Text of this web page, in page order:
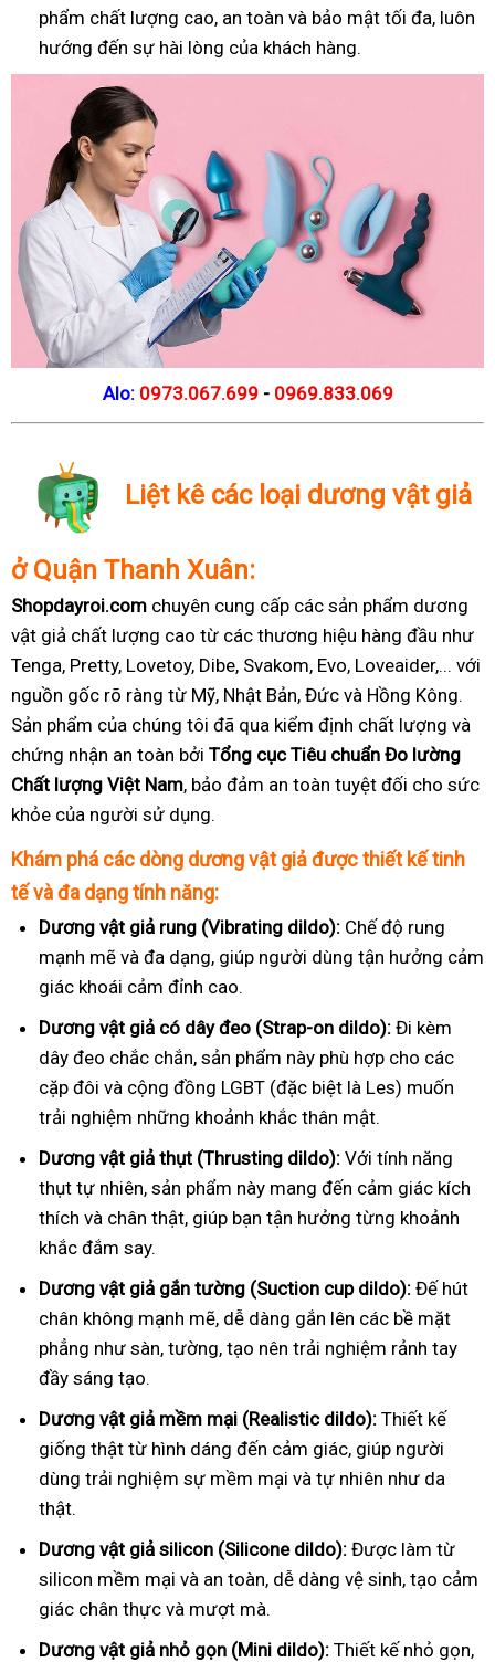
phẩm chất lượng cao, an toàn và bảo mật tối đa, luôn
hướng đến sự hài lòng của khách hàng.
Alo: 0973.067.699 - 0969.833.069
Liệt kê các loại dương vật giả
ở Quận Thanh Xuân:
Shopdayroi.com chuyên cung cấp các sản phẩm dương
vật giả chất lượng cao từ các thương hiệu hàng đầu như
Tenga, Pretty, Lovetoy, Dibe, Svakom, Evo, Loveaider,... với
nguồn gốc rõ ràng từ Mỹ, Nhật Bản, Đức và Hồng Kông.
Sản phẩm của chúng tôi đã qua kiểm định chất lượng và
chứng nhận an toàn bởi Tổng cục Tiêu chuẩn Đo lường
Chất lượng Việt Nam, bảo đảm an toàn tuyệt đối cho sức
khỏe của người sử dụng.
Khám phá các dòng dương vật giả được thiết kế tinh
tế và đa dạng tính năng:
Dương vật giả rung (Vibrating dildo): Chế độ rung
mạnh mẽ và đa dạng, giúp người dùng tận hưởng cảm
giác khoái cảm đỉnh cao.
Dương vật giả có dây đeo (Strap-on dildo): Đi kèm
dây đeo chắc chắn, sản phẩm này phù hợp cho các
cặp đôi và cộng đồng LGBT (đặc biệt là Les) muốn
trải nghiệm những khoảnh khắc thân mật.
Dương vật giả thụt (Thrusting dildo): Với tính năng
thụt tự nhiên, sản phẩm này mang đến cảm giác kích
thích và chân thật, giúp bạn tận hưởng từng khoảnh
khắc đắm say.
Dương vật giả gắn tường (Suction cup dildo): Đế hút
chân không mạnh mẽ, dễ dàng gắn lên các bề mặt
phẳng như sàn, tường, tạo nên trải nghiệm rảnh tay
đầy sáng tạo.
Dương vật giả mềm mại (Realistic dildo): Thiết kế
giống thật từ hình dáng đến cảm giác, giúp người
dùng trải nghiệm sự mềm mại và tự nhiên như da
thật.
Dương vật giả silicon (Silicone dildo): Được làm từ
silicon mềm mại và an toàn, dễ dàng vệ sinh, tạo cảm
giác chân thực và mượt mà.
Dương vật giả nhỏ gọn (Mini dildo): Thiết kế nhỏ gọn,